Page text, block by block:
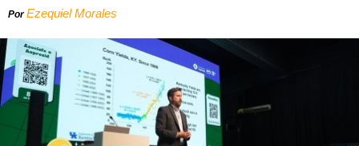
PorEzequiel Morales